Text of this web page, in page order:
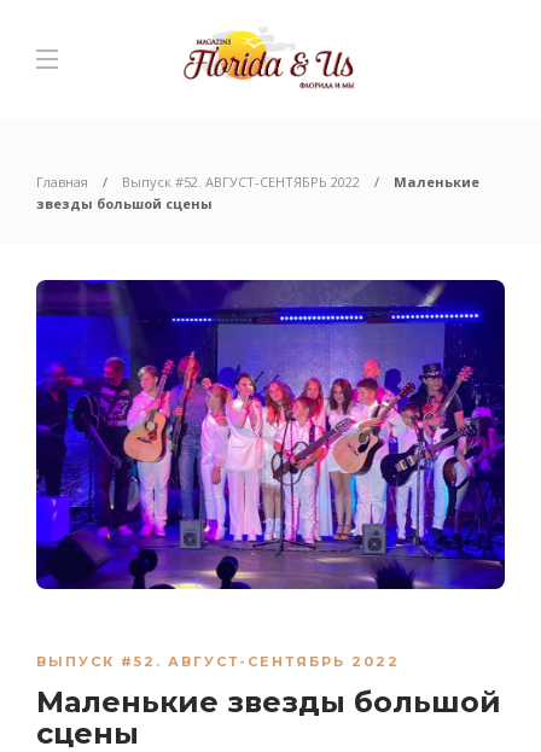
Главная Выпуск #52. АВГУСТ-СЕНТЯБРЬ 2022
Маленькие
звезды большой сцены
ВЫПУСК #52. АВГУСТ-СЕНТЯБРЬ 2022
Маленькие звезды большой
сцены